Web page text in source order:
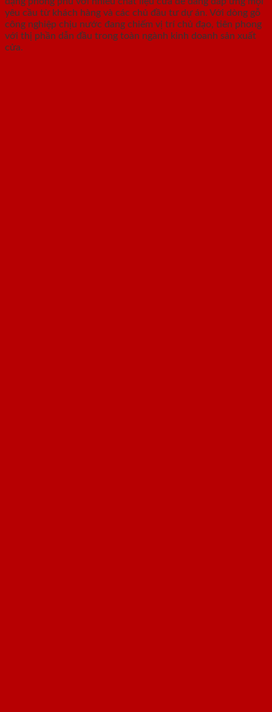
yêu cầu từ khách hàng và các chủ đầu tư dự án. Với dòng gỗ
công nghiệp chịu nước đang chiếm vị trí chủ đạo, tiên phong
với thị phần dẫn đầu trong toàn ngành kinh doanh sản xuất
cửa.